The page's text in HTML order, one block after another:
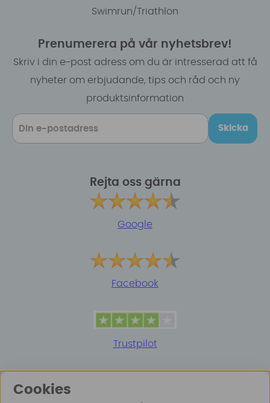
Swimrun/Triathlon
Prenumerera på vår nyhetsbrev!
Skriv i din e-post adress om du är intresserad att få
nyheter om erbjudande, tips och råd och ny
produktsinformation
Skicka
Rejta oss gärna
Google
Facebook
Trustpilot
Cookies